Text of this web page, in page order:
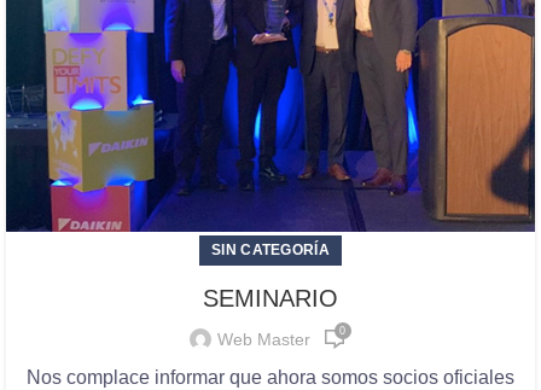
SIN CATEGORÍA
SEMINARIO
Web Master 0
Nos complace informar que ahora somos socios oficiales